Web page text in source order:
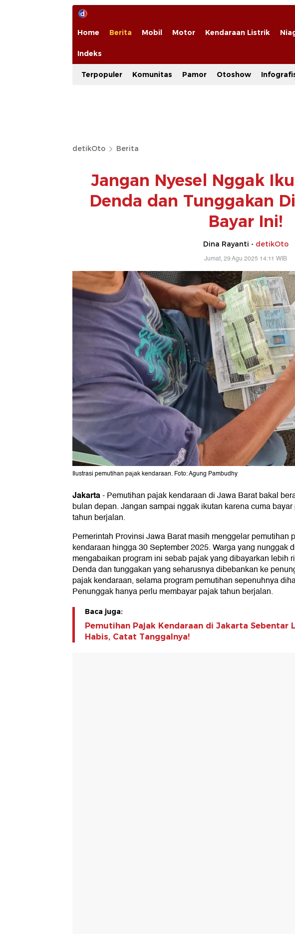
Home Berita Mobil Motor Kendaraan Listrik
Indeks
Terpopuler Komunitas Pamor Otoshow
detikOto Berita
Jangan Nyesel Nggak
Denda dan Tunggakan
Bayar Ini!
Dina Rayanti - detikOto
Jumat, 29 Agu 2025 14:11 WIB
Ilustrasi pemutihan pajak kendaraan. Foto: Agung Pambudhy
Jakarta-Pemutihan pajak kendaraan di Jawa Barat bakal
bulan depan. Jangan sampai nggak ikutan karena cuma
tahun berjalan.
Pemerintah Provinsi Jawa Barat masih menggelar pemutihan
kendaraan hingga 30 September 2025. Warga yang nunggak
mengabaikan program ini sebab pajak yang dibayarkan lebih
Denda dan tunggakan yang seharusnya dibebankan ke
pajak kendaraan, selama program pemutihan sepenuhnya
Penunggak hanya perlu membayar pajak tahun berjalan.
Baca juga:
Pemutihan Pajak Kendaraan di Jakarta Sebentar
Habis, Catat Tanggalnya!